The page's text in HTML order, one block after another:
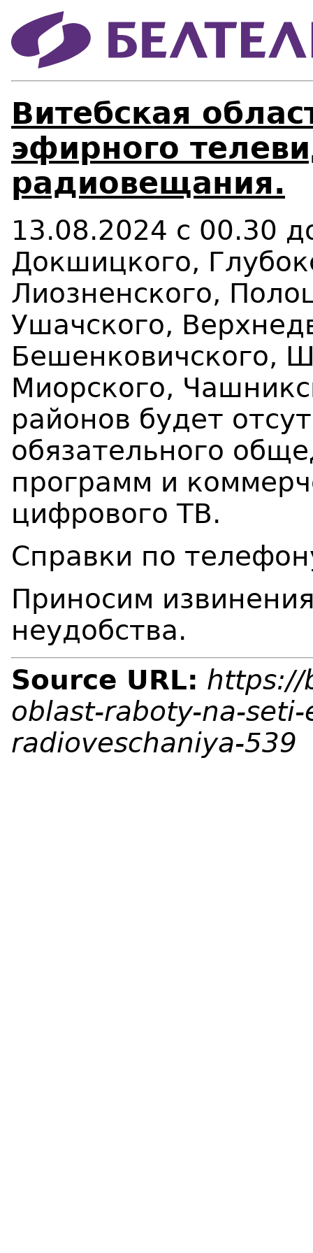
Витебская
эфирного
радиовещания.
13.08.2024 с 00.30
Докшицкого,
Лиозненского,
Ушачского,
Бешенковичского,
Миорского,
районов будет
обязательного
программ и
цифрового ТВ.
Справки по
Приносим
неудобства.
Source URL: https://
oblast-raboty-na-
radioveschaniya-539